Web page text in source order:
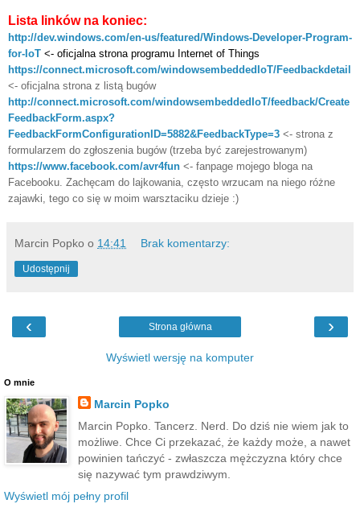
Lista linków na koniec:
http://dev.windows.com/en-us/featured/Windows-Developer-Program-
for-IoT <- oficjalna strona programu Internet of Things
https://connect.microsoft.com/windowsembeddedIoT/Feedbackdetail
<- oficjalna strona z listą bugów
http://connect.microsoft.com/windowsembeddedIoT/feedback/Create
FeedbackForm.aspx?
FeedbackFormConfigurationID=5882&FeedbackType=3 <- strona z
formularzem do zgłoszenia bugów (trzeba być zarejestrowanym)
https://www.facebook.com/avr4fun <- fanpage mojego bloga na
Facebooku. Zachęcam do lajkowania, często wrzucam na niego różne
zajawki, tego co się w moim warsztaciku dzieje :)
Marcin Popko o 14:41 Brak komentarzy:
Udostępnij
‹ ›
Strona główna
Wyświetl wersję na komputer
O mnie
Marcin Popko
Marcin Popko. Tancerz. Nerd. Do dziś nie wiem jak to
możliwe. Chce Ci przekazać, że każdy może, a nawet
powinien tańczyć - zwłaszcza mężczyzna który chce
się nazywać tym prawdziwym.
Wyświetl mój pełny profil